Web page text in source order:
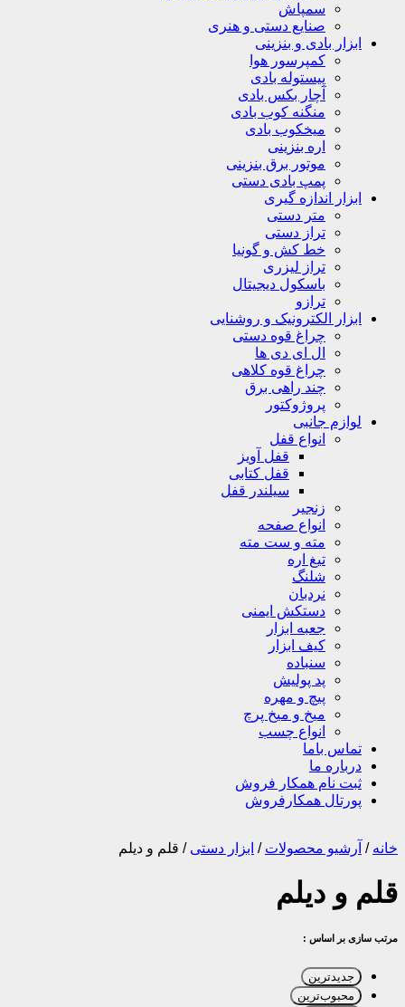
سمپاش
صنایع دستی و هنری
ابزار بادی و بنزینی
کمپرسور هوا
پیستوله بادی
آچار بکس بادی
منگنه کوب بادی
میخکوب بادی
اره بنزینی
موتور برق بنزینی
پمپ بادی دستی
ابزار اندازه گیری
متر دستی
تراز دستی
خط کش و گونیا
تراز لیزری
باسکول دیجیتال
ترازو
ابزار الکترونیک و روشنایی
چراغ قوه دستی
ال ای دی ها
چراغ قوه کلاهی
چند راهی برق
پروژوکتور
لوازم جانبی
انواع قفل
قفل آویز
قفل کتابی
سیلندر قفل
زنجیر
انواع صفحه
مته و ست مته
تیغ اره
شلنگ
نردبان
دستکش ایمنی
جعبه ابزار
کیف ابزار
سنباده
پد پولیش
پیچ و مهره
میخ و میخ پرچ
انواع چسب
تماس باما
درباره ما
ثبت نام همکار فروش
پورتال همکارفروش
خانه / آرشیو محصولات / ابزار دستی / قلم و دیلم
قلم و دیلم
مرتب سازی بر اساس :
جدیدترین
محبوب‌ترین